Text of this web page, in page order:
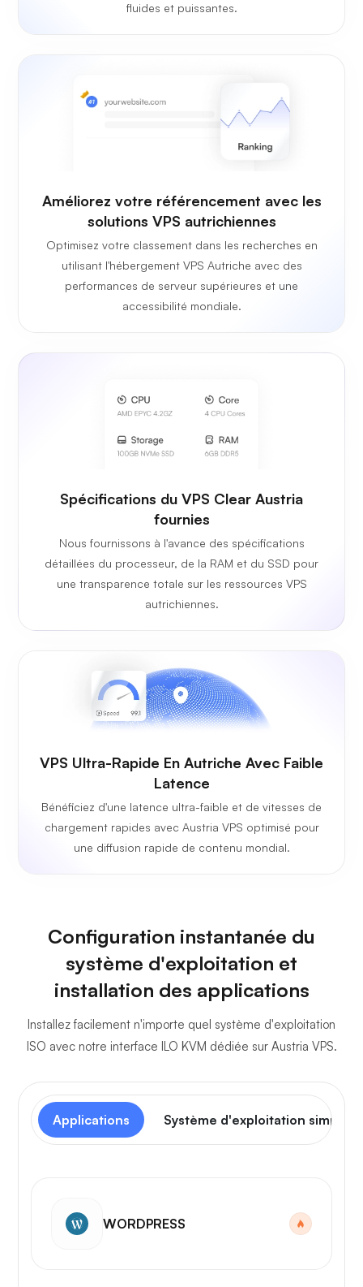
fluides et puissantes.
Améliorez votre référencement avec les
solutions VPS autrichiennes
Optimisez votre classement dans les recherches en
utilisant l'hébergement VPS Autriche avec des
performances de serveur supérieures et une
accessibilité mondiale.
Spécifications du VPS Clear Austria
fournies
Nous fournissons à l'avance des spécifications
détaillées du processeur, de la RAM et du SSD pour
une transparence totale sur les ressources VPS
autrichiennes.
VPS Ultra-Rapide En Autriche Avec Faible
Latence
Bénéficiez d'une latence ultra-faible et de vitesses de
chargement rapides avec Austria VPS optimisé pour
une diffusion rapide de contenu mondial.
Configuration instantanée du
système d'exploitation et
installation des applications
Installez facilement n'importe quel système d'exploitation
ISO avec notre interface ILO KVM dédiée sur Austria VPS.
Applications Système d'exploitation simple
WORDPRESS